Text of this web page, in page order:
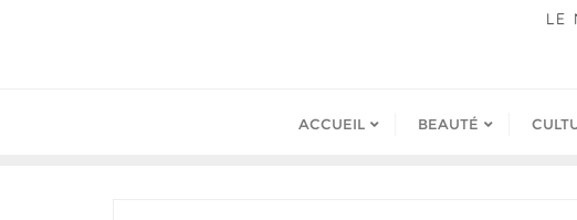
LE
ACCUEIL BEAUTÉ